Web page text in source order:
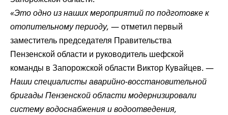
«Это одно из наших мероприятий по подготовке к
отопительному периоду, — отметил первый
заместитель председателя Правительства
Пензенской области и руководитель шефской
команды в Запорожской области Виктор Кувайцев. —
Наши специалисты аварийно-восстановительной
бригады Пензенской области модернизировали
систему водоснабжения и водоотведения,